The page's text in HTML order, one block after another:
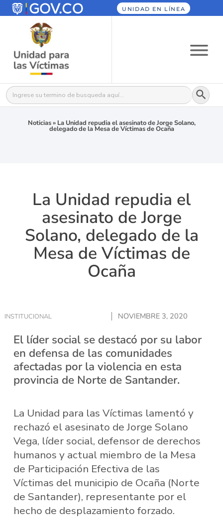
UNIDAD EN LÍNEA
Buscar: Botón
Noticias» La Unidad repudia el asesinato de Jorge Solano,
delegado de la Mesa de Víctimas de Ocaña
La Unidad repudia el
asesinato de Jorge
Solano, delegado de la
Mesa de Víctimas de
Ocaña
INSTITUCIONAL NOVIEMBRE 3, 2020
El líder social se destacó por su labor
en defensa de las comunidades
afectadas por la violencia en esta
provincia de Norte de Santander.
La Unidad para las Víctimas lamentó y
rechazó el asesinato de Jorge Solano
Vega, líder social, defensor de derechos
humanos y actual miembro de la Mesa
de Participación Efectiva de las
Víctimas del municipio de Ocaña (Norte
de Santander), representante por el
hecho de desplazamiento forzado.